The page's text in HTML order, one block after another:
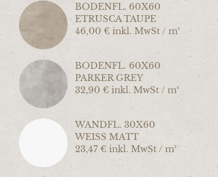
BODENFL. 60X60
ETRUSCA TAUPE
46,00 € inkl. MwSt / m²
BODENFL. 60X60
PARKER GREY
32,90 € inkl. MwSt / m²
WANDFL. 30X60
WEISS MATT
23,47 € inkl. MwSt / m²